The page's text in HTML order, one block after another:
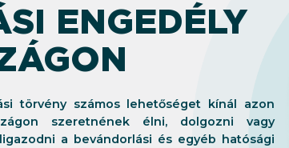
ENGEDÉLY
törvény számos lehetőséget kínál azon
szeretnének élni, dolgozni vagy
a bevándorlási és egyéb hatósági